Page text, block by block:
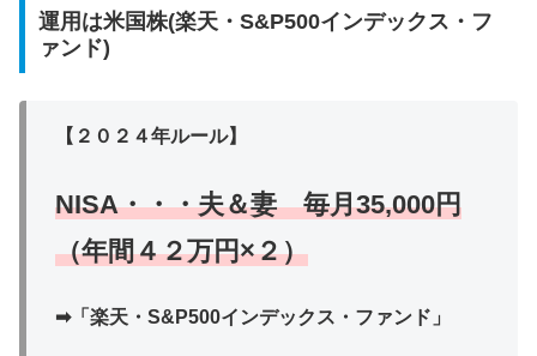
運用は米国株(楽天・S&P500インデックス・フ
ァンド)
【２０２４年ルール】
NISA・・・夫＆妻 毎月35,000円
（年間４２万円×２）
➡「楽天・S&P500インデックス・ファンド」